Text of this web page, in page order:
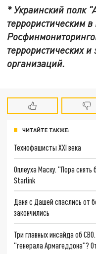
* Украинский полк
террористическим
террористических и
организаций.
ЧИТАЙТЕ ТАКЖЕ:
Технофашисты XXI века
Оплеуха Маску. "Пора
Starlink
Даня с Дашей спаслись от
закончились
Три главных инсайда об
"генерала Армагеддона"?